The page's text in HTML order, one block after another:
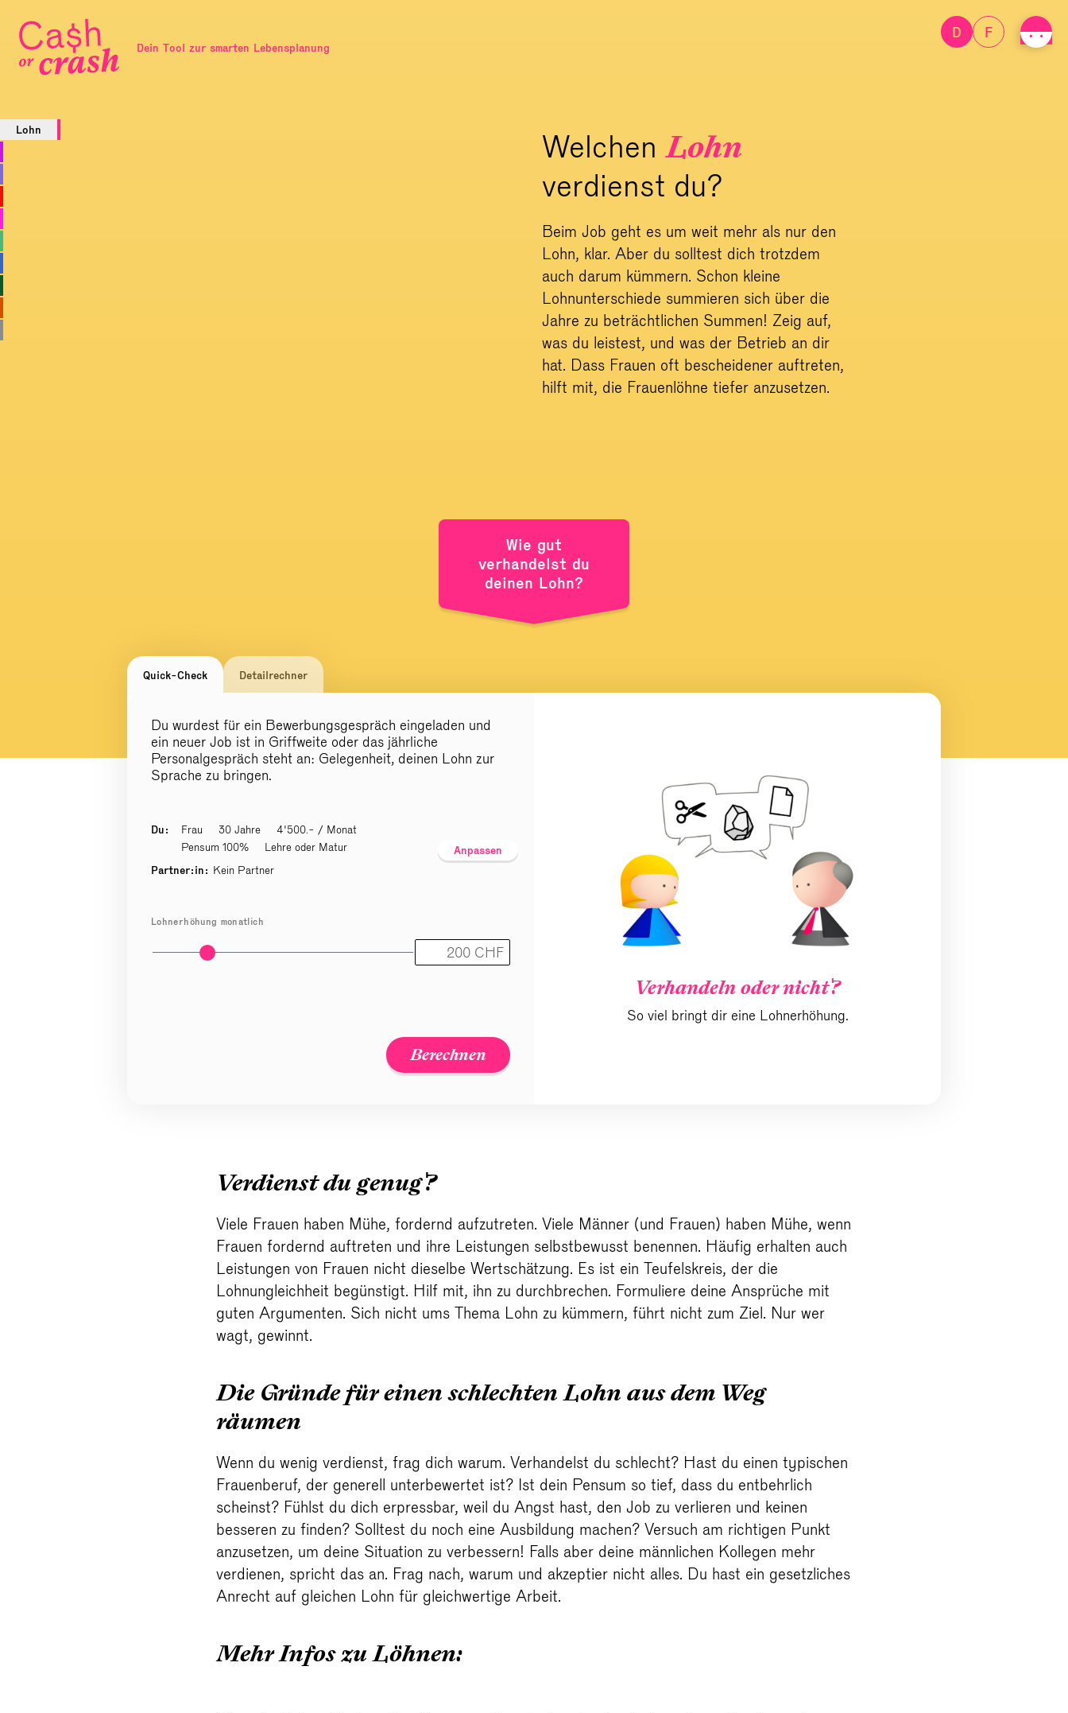
Dein Tool zur smarten Lebensplanung
D F
Lohn WelchenLohn
verdienst du?
Beim Job geht es um weit mehr als nur den
Lohn, klar. Aber du solltest dich trotzdem
auch darum kümmern. Schon kleine
Lohnunterschiede summieren sich über die
Jahre zu beträchtlichen Summen! Zeig auf,
was du leistest, und was der Betrieb an dir
hat. Dass Frauen oft bescheidener auftreten,
hilft mit, die Frauenlöhne tiefer anzusetzen.
Wie gut
verhandelst du
deinen Lohn?
Quick-Check Detailrechner
Du wurdest für ein Bewerbungsgespräch eingeladen und
ein neuer Job ist in Griffweite oder das jährliche
Personalgespräch steht an: Gelegenheit, deinen Lohn zur
Sprache zu bringen.
Du: Frau 30 Jahre
4'500.- / Monat
Pensum 100%
Lehre oder Matur
Partner:in: Kein Partner
Anpassen
Lohnerhöhung monatlich
Berechnen
Verhandeln oder nicht?
So viel bringt dir eine Lohnerhöhung.
Verdienst du genug?
Viele Frauen haben Mühe, fordernd aufzutreten. Viele Männer (und Frauen) haben Mühe, wenn
Frauen fordernd auftreten und ihre Leistungen selbstbewusst benennen. Häufig erhalten auch
Leistungen von Frauen nicht dieselbe Wertschätzung. Es ist ein Teufelskreis, der die
Lohnungleichheit begünstigt. Hilf mit, ihn zu durchbrechen. Formuliere deine Ansprüche mit
guten Argumenten. Sich nicht ums Thema Lohn zu kümmern, führt nicht zum Ziel. Nur wer
wagt, gewinnt.
Die Gründe für einen schlechten Lohn aus dem Weg
räumen
Wenn du wenig verdienst, frag dich warum. Verhandelst du schlecht? Hast du einen typischen
Frauenberuf, der generell unterbewertet ist? Ist dein Pensum so tief, dass du entbehrlich
scheinst? Fühlst du dich erpressbar, weil du Angst hast, den Job zu verlieren und keinen
besseren zu finden? Solltest du noch eine Ausbildung machen? Versuch am richtigen Punkt
anzusetzen, um deine Situation zu verbessern! Falls aber deine männlichen Kollegen mehr
verdienen, spricht das an. Frag nach, warum und akzeptier nicht alles. Du hast ein gesetzliches
Anrecht auf gleichen Lohn für gleichwertige Arbeit.
Mehr Infos zu Löhnen: